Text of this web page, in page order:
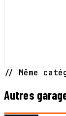
// Même
Autres